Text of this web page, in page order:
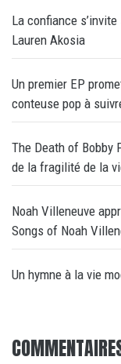
La confiance
Lauren Akosia
Un premier EP
conteuse pop à
The Death of Bobby
de la fragilité de la
Noah Villeneuve
Songs of Noah
Un hymne à la vie